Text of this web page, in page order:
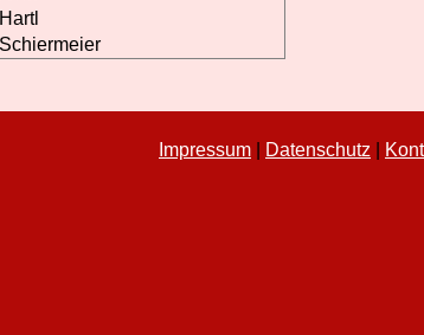
Impressum Datenschutz